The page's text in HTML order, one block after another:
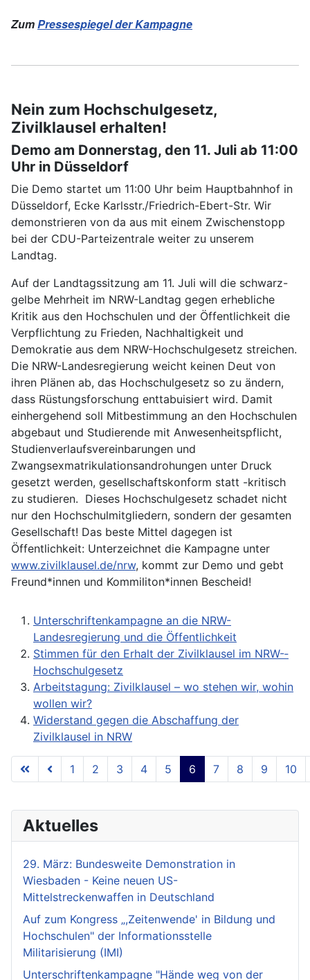
ZumPressespiegel der Kampagne
Nein zum Hochschulgesetz,
Zivilklausel erhalten!
Demo am Donnerstag, den 11. Juli ab 11:00
Uhr in Düsseldorf
Die Demo startet um 11:00 Uhr beim Hauptbahnhof in
Düsseldorf, Ecke Karlsstr./Friedrich-Ebert-Str. Wir
demonstrieren von da aus mit einem Zwischenstopp
bei der CDU-Parteizentrale weiter zu unserem
Landtag.
Auf der Landtagssitzung am 11. Juli will die schwarz-
gelbe Mehrheit im NRW-Landtag gegen erhebliche
Kritik aus den Hochschulen und der Öffentlichkeit die
Verpflichtung zu Frieden, Nachhaltigkeit und
Demokratie aus dem NRW-Hochschulgesetz streichen.
Die NRW-Landesregierung weicht keinen Deut von
ihren Plänen ab, das Hochschulgesetz so zu ändern,
dass Rüstungsforschung enttabuisiert wird. Damit
einhergehend soll Mitbestimmung an den Hochschulen
abgebaut und Studierende mit Anwesenheitspflicht,
Studienverlaufsvereinbarungen und
Zwangsexmatrikulationsandrohungen unter Druck
gesetzt werden, gesellschaftskonform statt -kritisch
zu studieren. Dieses Hochschulgesetz schadet nicht
nur den Hochschulmitgliedern, sondern der gesamten
Gesellschaft! Das beste Mittel dagegen ist
Öffentlichkeit: Unterzeichnet die Kampagne unter
www.zivilklausel.de/nrw, kommt zur Demo und gebt
Freund*innen und Kommiliton*innen Bescheid!
Unterschriftenkampagne an die NRW-
Landesregierung und die Öffentlichkeit
Stimmen für den Erhalt der Zivilklausel im NRW-­
Hochschulgesetz
Arbeitstagung: Zivilklausel – wo stehen wir, wohin
wollen wir?
Widerstand gegen die Abschaffung der
Zivilklausel in NRW
Seite 6 von 18
1 2 3 4 5 6 7 8 9 10
Aktuelles
29. März: Bundesweite Demonstration in
Wiesbaden - Keine neuen US-
Mittelstreckenwaffen in Deutschland
Auf zum Kongress „,Zeitenwende' in Bildung und
Hochschulen" der Informationsstelle
Militarisierung (IMI)
Unterschriftenkampagne "Hände weg von der